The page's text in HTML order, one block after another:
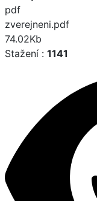
pdf
zverejneni.pdf
74.02Kb
Stažení : 1141